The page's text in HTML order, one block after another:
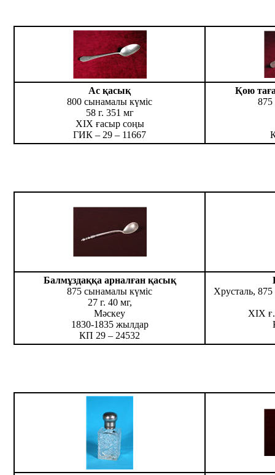
Ас қасық
800 сынамалы күміс
58 г. 351 мг
ХІХ ғасыр соңы
ГИК – 29 – 11667
Қою
875
Балмұздаққа арналған қасық
875 сынамалы күміс
27 г. 40 мг,
Мәскеу
1830-1835 жылдар
КП 29 – 24532
Хрусталь,
ХІХ